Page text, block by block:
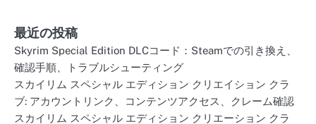
最近の投稿
Skyrim Special Edition DLCコード：Steamでの引き換え、
確認手順、トラブルシューティング
スカイリム スペシャル エディション クリエイション クラ
ブ: アカウントリンク、コンテンツアクセス、クレーム確認
スカイリム スペシャル エディション クリエーション クラ